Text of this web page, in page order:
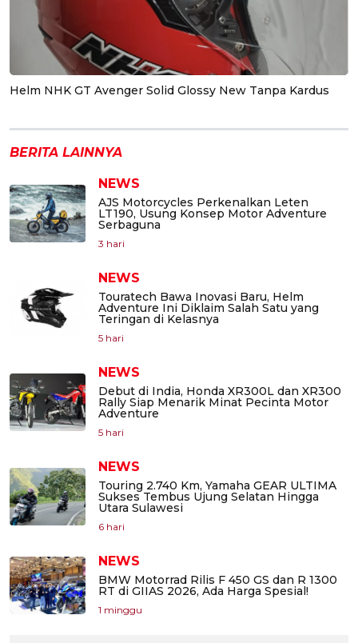
Helm NHK GT Avenger Solid Glossy New Tanpa Kardus
BERITA LAINNYA
NEWS
AJS Motorcycles Perkenalkan Leten
LT190, Usung Konsep Motor Adventure
Serbaguna
3 hari
NEWS
Touratech Bawa Inovasi Baru, Helm
Adventure Ini Diklaim Salah Satu yang
Teringan di Kelasnya
5 hari
NEWS
Debut di India, Honda XR300L dan XR300
Rally Siap Menarik Minat Pecinta Motor
Adventure
5 hari
NEWS
Touring 2.740 Km, Yamaha GEAR ULTIMA
Sukses Tembus Ujung Selatan Hingga
Utara Sulawesi
6 hari
NEWS
BMW Motorrad Rilis F 450 GS dan R 1300
RT di GIIAS 2026, Ada Harga Spesial!
1 minggu